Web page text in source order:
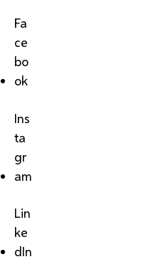
Fa
ce
bo
ok
Ins
ta
gr
am
Lin
ke
dIn